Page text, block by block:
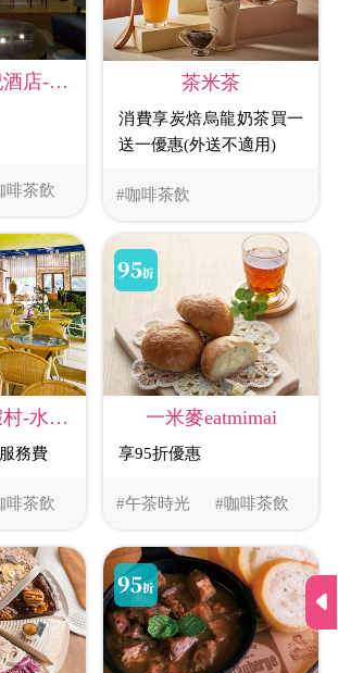
啡茶飲
知本金聯世紀酒店-世紀酒吧
#咖啡茶飲
茶米茶
消費享炭焙烏龍奶茶買一
送一優惠(外送不適用)
啡茶飲
墾丁悠活渡假村-水月荷庭園書坊
務費
#午茶時光 #咖啡茶飲
一米麥eatmimai
享95折優惠